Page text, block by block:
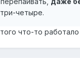
четыре.
что-то